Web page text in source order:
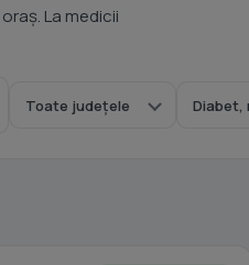
La medicii